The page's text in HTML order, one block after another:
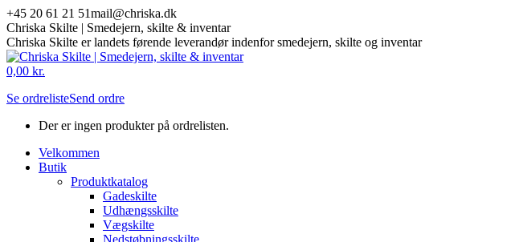
Skip
to
content
+45 20 61 21 51mail@chriska.dk
Chriska Skilte | Smedejern, skilte & inventar
Chriska Skilte er landets førende leverandør indenfor smedejern, skilte og inventar
Mail
opens
new
Facebook
opens
new
0,00 kr.
Se ordrelisteSend ordre
Der er ingen produkter på ordrelisten.
Velkommen
Butik
Produktkatalog
Gadeskilte
Udhængsskilte
Vægskilte
Nedstøbningsskilte